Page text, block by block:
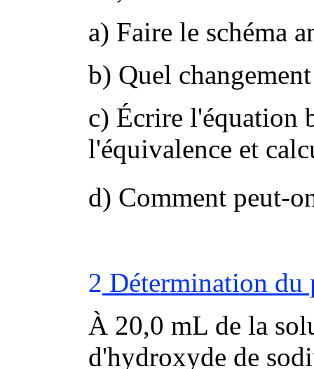
a) Faire le schéma
b) Quel
c) Écrire l'équation
l'équivalence et
d) Comment peut-
2 Détermination du
À 20,0 mL de la
d'hydroxyde de